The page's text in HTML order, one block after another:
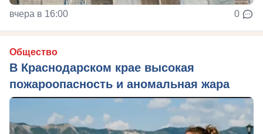
вчера в 16:00 0
Общество
В Краснодарском крае высокая
пожароопасность и аномальная жара